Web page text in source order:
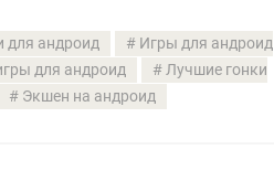
для андроид
Игры для андроид
для андроид
Лучшие гонки
Экшен на андроид